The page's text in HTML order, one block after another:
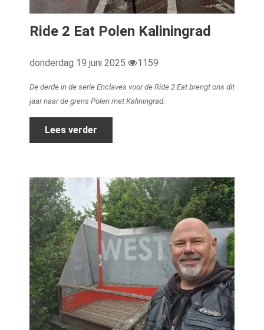
Ride 2 Eat Polen Kaliningrad
donderdag 19 juni 2025 1159
De derde in de serie Enclaves voor de Ride 2 Eat brengt ons dit
jaar naar de grens Polen met Kaliningrad.
Lees verder